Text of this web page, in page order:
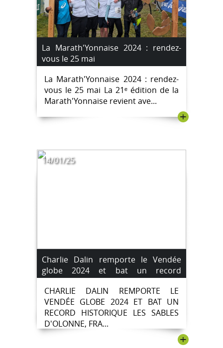
La Marath'Yonnaise 2024 : rendez-
vous le 25 mai
La Marath'Yonnaise 2024 : rendez-
vous le 25 mai La 21ᵉ édition de la
Marath'Yonnaise revient ave...
+
14/01/25
Charlie Dalin remporte le Vendée
globe 2024 et bat un record
historique.
CHARLIE DALIN REMPORTE LE
VENDÉE GLOBE 2024 ET BAT UN
RECORD HISTORIQUE LES SABLES
D'OLONNE, FRA...
+